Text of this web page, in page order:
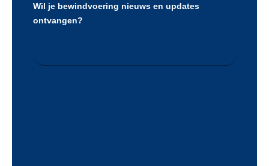
Wil je bewindvoering nieuws en updates
ontvangen?